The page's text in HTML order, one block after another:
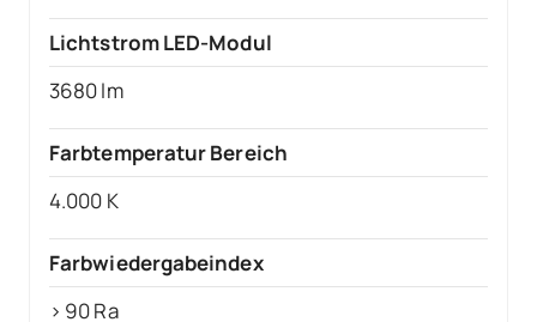
Lichtstrom LED-Modul
3680 lm
Farbtemperatur Bereich
4.000 K
Farbwiedergabeindex
> 90 Ra